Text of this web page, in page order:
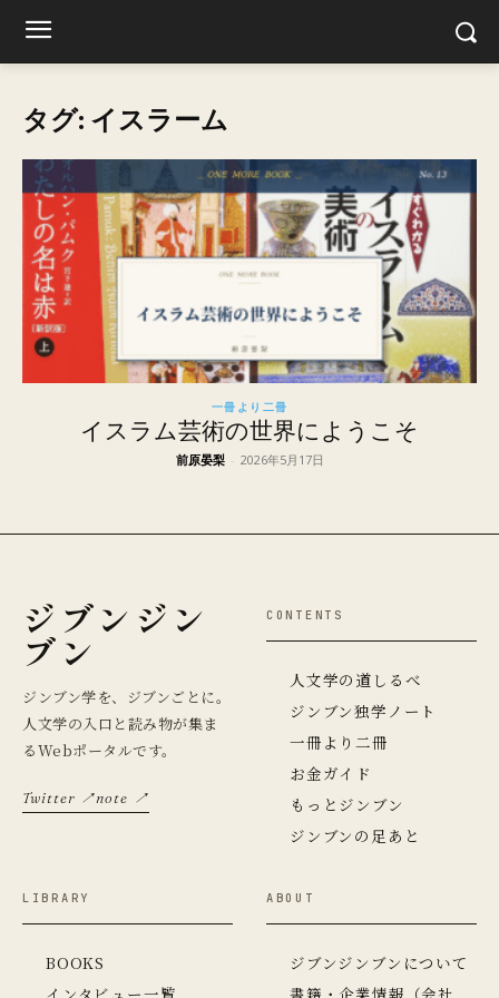
タグ: イスラーム
一冊より二冊
イスラム芸術の世界にようこそ
前原晏梨 - 2026年5月17日
ジブンジン
ブン
ジンブン学を、ジブンごとに。
人文学の入口と読み物が集ま
るWebポータルです。
Twitter ↗note ↗
CONTENTS
人文学の道しるべ
ジンブン独学ノート
一冊より二冊
お金ガイド
もっとジンブン
ジンブンの足あと
LIBRARY
BOOKS
ABOUT
ジブンジンブンについて